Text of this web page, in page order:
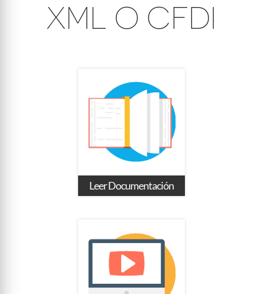
XML O CFDI
Leer Documentación